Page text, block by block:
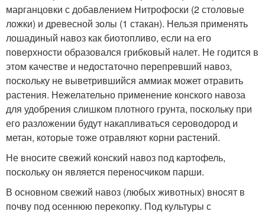
марганцовки с добавлением Нитрофоски (2 столовые
ложки) и древесной золы (1 стакан). Нельзя применять
лошадиный навоз как биотопливо, если на его
поверхности образовался грибковый налет. Не годится в
этом качестве и недостаточно перепревший навоз,
поскольку не выветрившийся аммиак может отравить
растения. Нежелательно применение конского навоза
для удобрения слишком плотного грунта, поскольку при
его разложении будут накапливаться сероводород и
метан, которые тоже отравляют корни растений.
Не вносите свежий конский навоз под картофель,
поскольку он является переносчиком парши.
В основном свежий навоз (любых животных) вносят в
почву под осеннюю перекопку. Под культуры с